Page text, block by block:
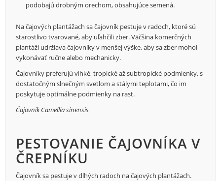
podobajú drobným orechom, obsahujúce semená.
Na čajových plantážach sa čajovník pestuje v radoch, ktoré sú
starostlivo tvarované, aby uľahčili zber. Väčšina komerčných
plantáží udržiava čajovníky v menšej výške, aby sa zber mohol
vykonávať ručne alebo mechanicky.
Čajovníky preferujú vlhké, tropické až subtropické podmienky, s
dostatočným slnečným svetlom a stálymi teplotami, čo im
poskytuje optimálne podmienky na rast.
Čajovník Camellia sinensis
PESTOVANIE ČAJOVNÍKA V
ČREPNÍKU
Čajovník sa pestuje v dlhých radoch na čajových plantážach.